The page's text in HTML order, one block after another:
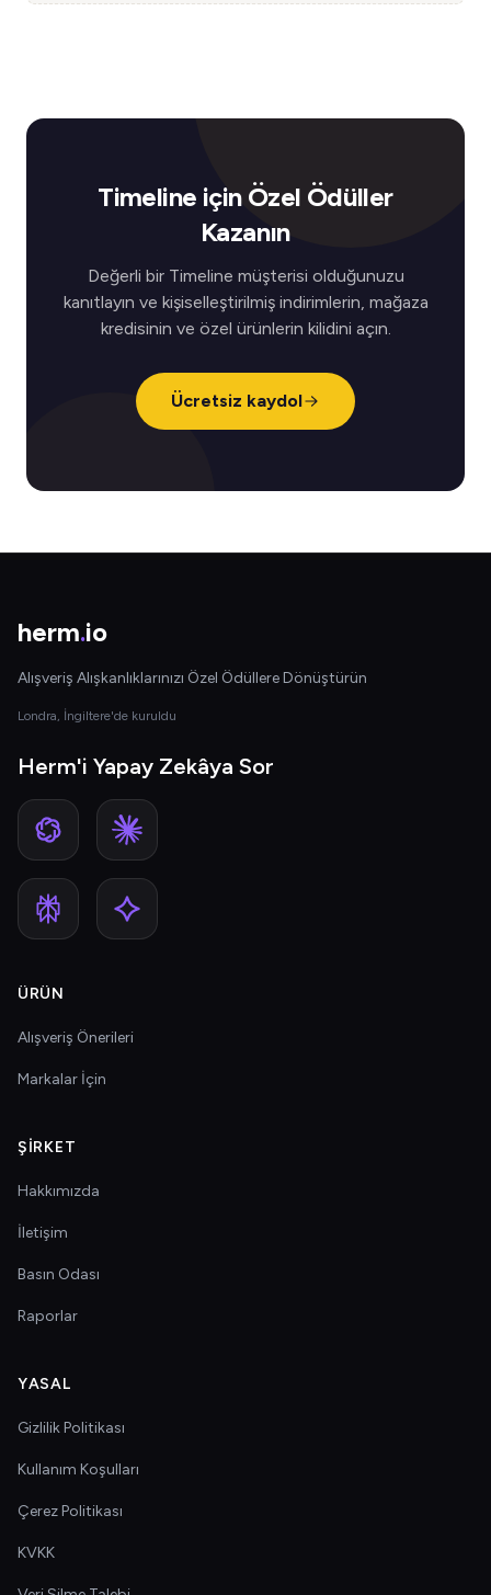
Timeline için Özel Ödüller
Kazanın
Değerli bir Timeline müşterisi olduğunuzu
kanıtlayın ve kişiselleştirilmiş indirimlerin, mağaza
kredisinin ve özel ürünlerin kilidini açın.
Ücretsiz kaydol
herm.io
Alışveriş Alışkanlıklarınızı Özel Ödüllere Dönüştürün
Londra, İngiltere'de kuruldu
Herm'i Yapay Zekâya Sor
ÜRÜN
Alışveriş Önerileri
Markalar İçin
ŞIRKET
Hakkımızda
İletişim
Basın Odası
Raporlar
YASAL
Gizlilik Politikası
Kullanım Koşulları
Çerez Politikası
KVKK